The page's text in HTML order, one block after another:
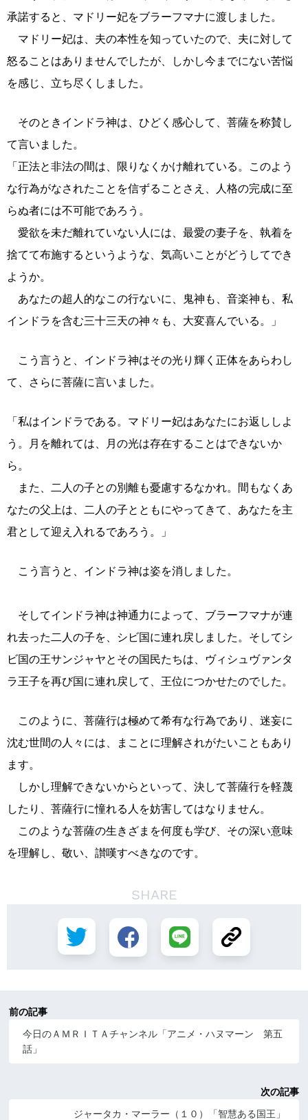
承諾すると、マドリー妃をブラーフマナに渡しました。
マドリー妃は、夫の本性を知っていたので、夫に対して
怒ることはありませんでしたが、しかし今までにない苦悩
を感じ、立ち尽くしました。
そのときインドラ神は、ひどく感心して、菩薩を称賛し
て言いました。
「正法と非法の間は、限りなくかけ離れている。このよう
な行為がなされたことを信ずることさえ、人格の完成に至
らぬ者には不可能であろう。
愛欲を未だ離れていない人には、最愛の妻子を、執着を
捨てて布施するというような、気高いことがどうしてでき
ようか。
あなたの超人的なこの行ないに、鬼神も、音楽神も、私
インドラを含む三十三天の神々も、大変喜んでいる。」
こう言うと、インドラ神はその光り輝く正体をあらわし
て、さらに菩薩に言いました。
「私はインドラである。マドリー妃はあなたにお返ししよ
う。月を離れては、月の光は存在することはできないか
ら。
また、二人の子との別離も憂慮するなかれ。間もなくあ
なたの父上は、二人の子とともにやってきて、あなたを主
君として迎え入れるであろう。」
こう言うと、インドラ神は姿を消しました。
そしてインドラ神は神通力によって、ブラーフマナが連
れ去った二人の子を、シビ国に連れ戻しました。そしてシ
ビ国の王サンジャヤとその国民たちは、ヴィシュヴァンタ
ラ王子を再び国に連れ戻して、王位につかせたのでした。
このように、菩薩行は極めて希有な行為であり、迷妄に
沈む世間の人々には、まことに理解されがたいこともあり
ます。
しかし理解できないからといって、決して菩薩行を軽蔑
したり、菩薩行に憧れる人を妨害してはなりません。
このような菩薩の生きざまを何度も学び、その深い意味
を理解し、敬い、讃嘆すべきなのです。
SHARE
前の記事
今日のＡＭＲＩＴＡチャンネル「アニメ・ハヌマーン 第五
話」
次の記事
ジャータカ・マーラー（１０）「智慧ある国王」